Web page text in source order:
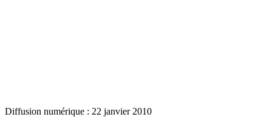
Diffusion numérique : 22 janvier 2010